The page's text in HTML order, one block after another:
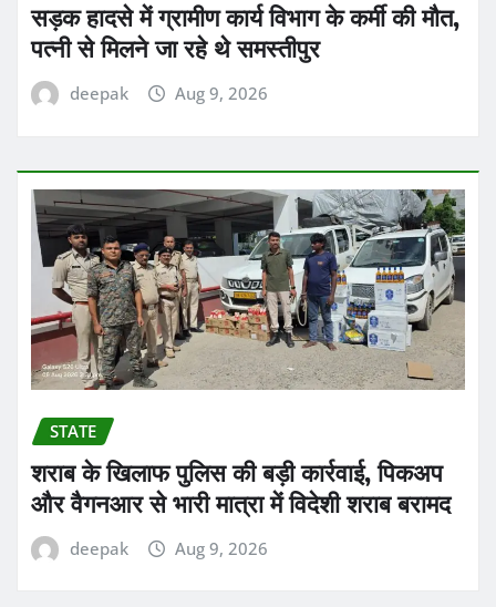
सड़क हादसे में ग्रामीण कार्य विभाग के कर्मी की मौत,
पत्नी से मिलने जा रहे थे समस्तीपुर
deepak Aug 9, 2026
STATE
शराब के खिलाफ पुलिस की बड़ी कार्रवाई, पिकअप
और वैगनआर से भारी मात्रा में विदेशी शराब बरामद
deepak Aug 9, 2026